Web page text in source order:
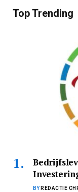
Top Trending
BY REDACTIE